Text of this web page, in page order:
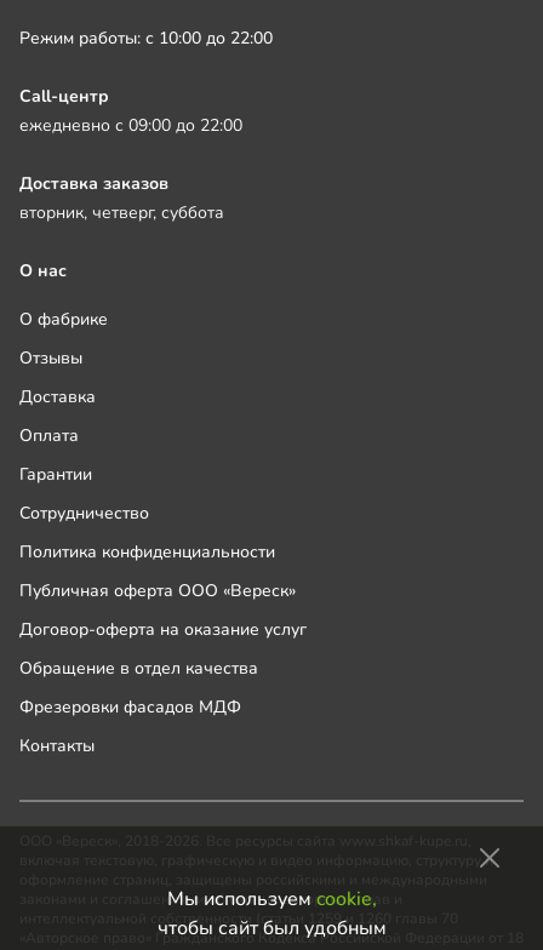
Мы используем cookie,
чтобы сайт был удобным
Режим работы: с 10:00 до 22:00
Call-центр
ежедневно с 09:00 до 22:00
Доставка заказов
вторник, четверг, суббота
О нас
О фабрике
Отзывы
Доставка
Оплата
Гарантии
Сотрудничество
Политика конфиденциальности
Публичная оферта ООО «Вереск»
Договор-оферта на оказание услуг
Обращение в отдел качества
Фрезеровки фасадов МДФ
Контакты
включая текстовую, графическую и видео информацию, структуру и
законами и соглашениями об охране авторских прав и
интеллектуальной собственности (статьи 1259 и 1260 главы 70
«Авторское право» Гражданского Кодекса Российской Федерации от 18